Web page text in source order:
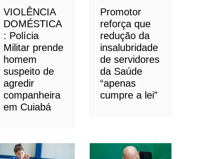
VIOLÊNCIA
DOMÉSTICA
: Polícia
Militar prende
homem
suspeito de
agredir
companheira
em Cuiabá
Promotor
reforça que
redução da
insalubridade
de servidores
da Saúde
“apenas
cumpre a lei”